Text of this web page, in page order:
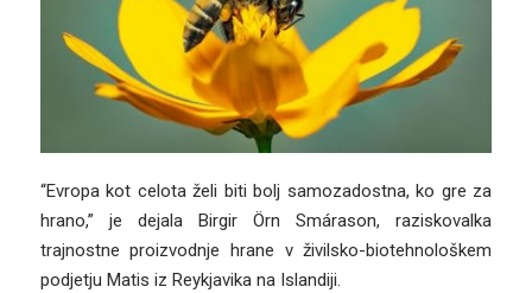
“Evropa kot celota želi biti bolj samozadostna, ko gre za
hrano,” je dejala Birgir Örn Smárason, raziskovalka
trajnostne proizvodnje hrane v živilsko-biotehnološkem
podjetju Matis iz Reykjavika na Islandiji.